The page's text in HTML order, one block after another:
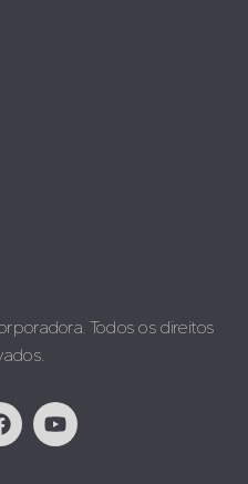
Todos os direitos